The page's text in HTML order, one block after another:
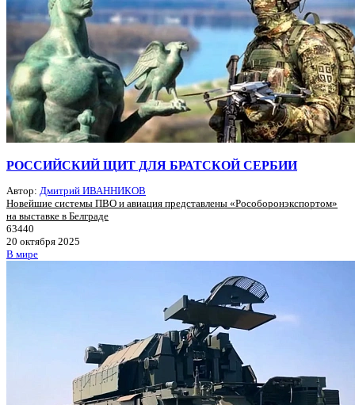
РОССИЙСКИЙ ЩИТ ДЛЯ БРАТСКОЙ СЕРБИИ
Автор: Дмитрий ИВАННИКОВ
Новейшие системы ПВО и авиация представлены «Рособоронэкспортом»
на выставке в Белграде
63440
20 октября 2025
В мире